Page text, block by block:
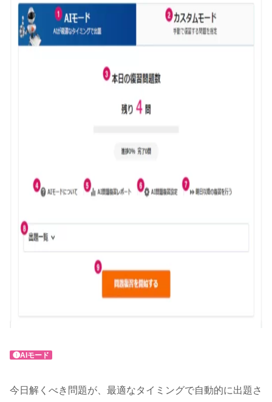
❶AIモード
今日解くべき問題が、最適なタイミングで自動的に出題さ